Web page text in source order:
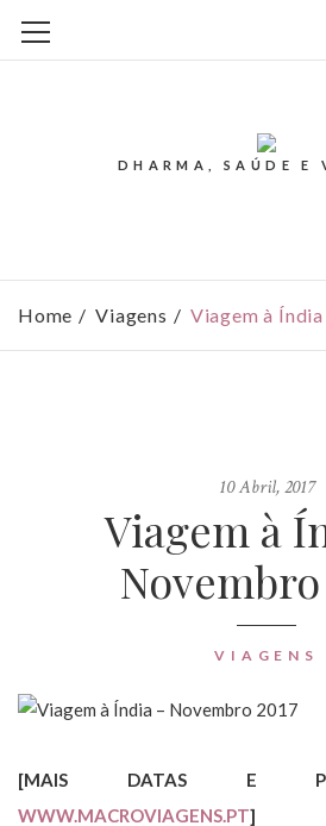
DHARMA, SAÚDE E
Home Viagens Viagem à
10 Abril, 2017
Viagem à
Novembro
VIAGENS
[MAIS DATAS E
WWW.MACROVIAGENS.PT]